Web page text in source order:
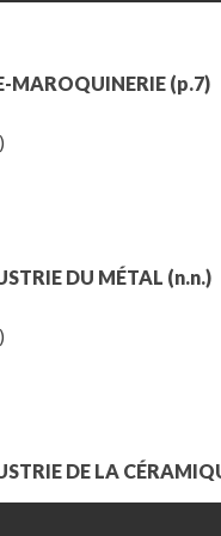
MAROQUINERIE (p.7)
DU MÉTAL (n.n.)
DE LA